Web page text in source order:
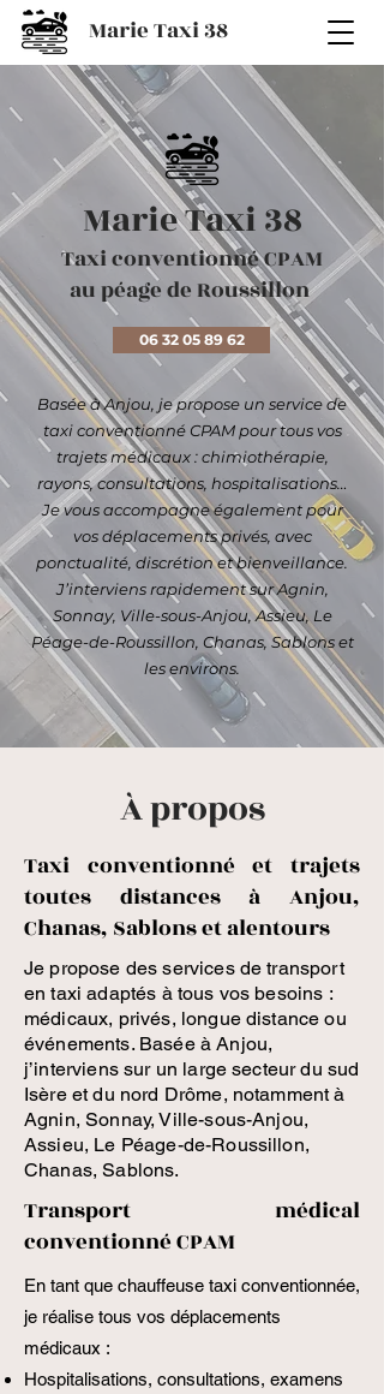
Marie Taxi 38
Marie Taxi 38
Taxi conventionné CPAM
au péage de Roussillon
06 32 05 89 62
Basée à Anjou, je propose un service de
taxi conventionné CPAM pour tous vos
trajets médicaux : chimiothérapie,
rayons, consultations, hospitalisations…
Je vous accompagne également pour
vos déplacements privés, avec
ponctualité, discrétion et bienveillance.
J’interviens rapidement sur Agnin,
Sonnay, Ville-sous-Anjou, Assieu, Le
Péage-de-Roussillon, Chanas, Sablons et
les environs.
À propos
Taxi conventionné et trajets
toutes distances à Anjou,
Chanas, Sablons et alentours
Je propose des services de transport
en taxi adaptés à tous vos besoins :
médicaux, privés, longue distance ou
événements. Basée à Anjou,
j’interviens sur un large secteur du sud
Isère et du nord Drôme, notamment à
Agnin, Sonnay, Ville-sous-Anjou,
Assieu, Le Péage-de-Roussillon,
Chanas, Sablons.
Transport médical
conventionné CPAM
En tant que chauffeuse taxi conventionnée,
je réalise tous vos déplacements
médicaux :
Hospitalisations, consultations, examens